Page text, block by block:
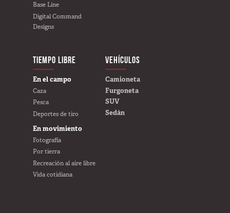
Base Line
Digital Command
Designs
TIEMPO LIBRE
En el campo
Caza
Pesca
Deportes de tiro
En movimiento
Fotografía
Por tierra
Recreación al aire libre
Vida cotidiana
VEHÍCULOS
Camioneta
Furgoneta
SUV
Sedán